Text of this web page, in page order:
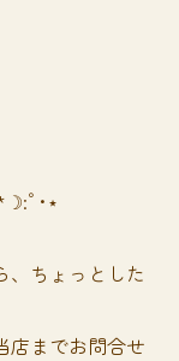
ﾟ･⋆
、ちょっとした
店までお問合せ